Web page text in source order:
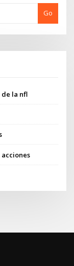
Go
de la nfl